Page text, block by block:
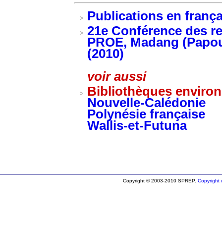
Publications en
21e Conférence des
PROE, Madang
(2010)
voir aussi
Bibliothèques
Nouvelle-Calédonie
Polynésie française
Wallis-et-Futuna
Copyright © 2003-2010 SPREP. Copyright